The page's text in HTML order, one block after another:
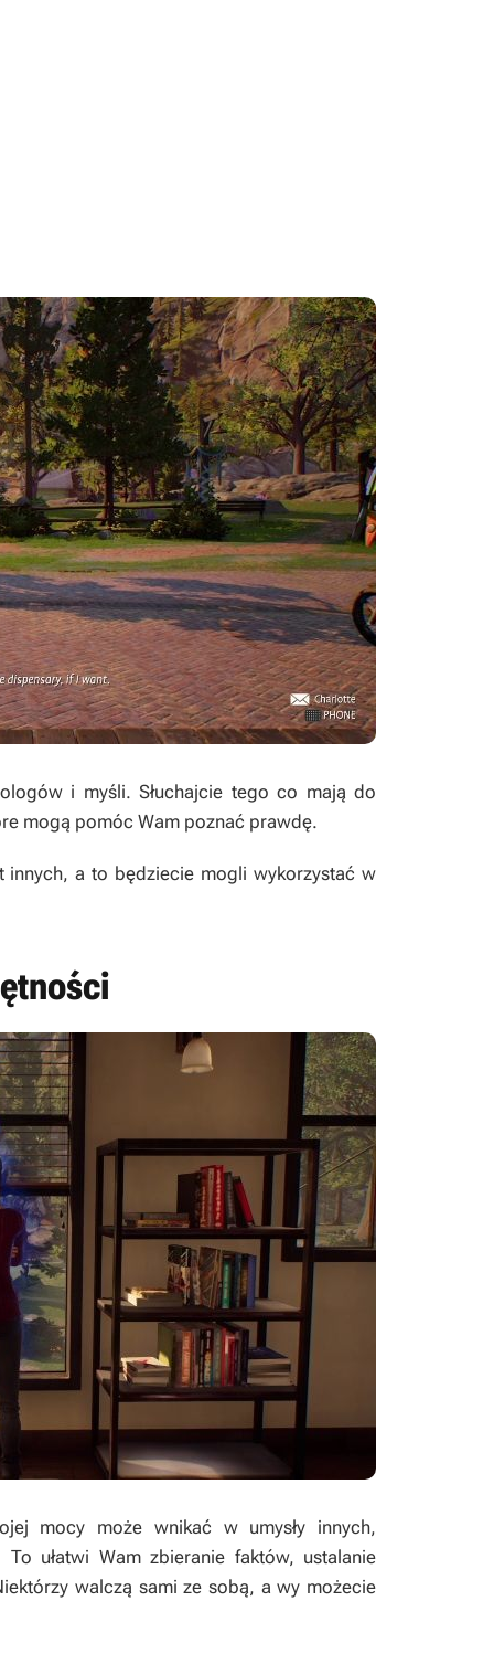
i myśli. Słuchajcie tego co mają do
mogą pomóc Wam poznać prawdę.
innych, a to będziecie mogli wykorzystać w
mocy może wnikać w umysły innych,
ułatwi Wam zbieranie faktów, ustalanie
walczą sami ze sobą, a wy możecie